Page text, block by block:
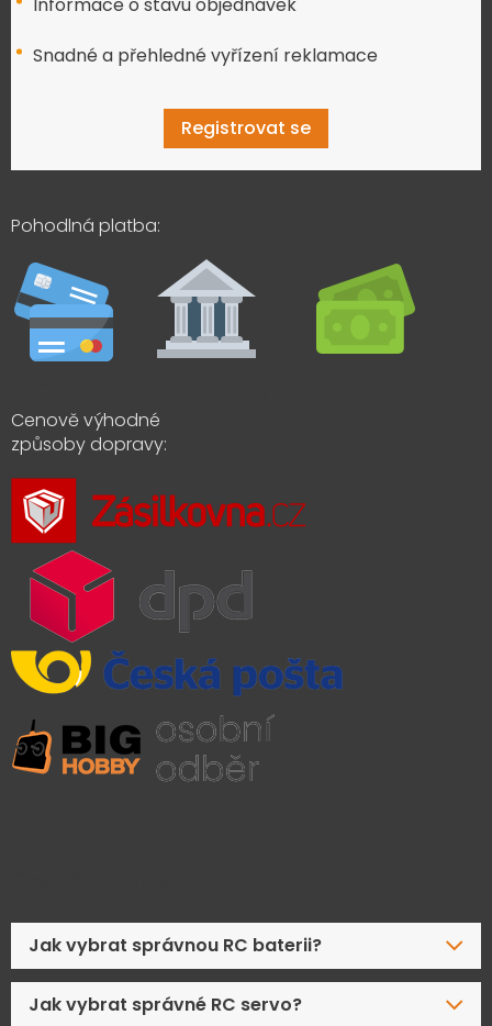
Informace o stavu objednávek
Snadné a přehledné vyřízení reklamace
Registrovat se
Pohodlná platba:
Cenově výhodné
způsoby dopravy:
Jak vybrat správnou RC baterii?
Jak vybrat správné RC servo?